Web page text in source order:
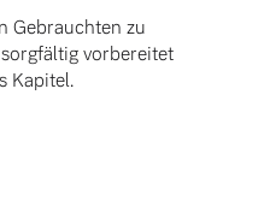
Gebrauchten zu
vorbereitet
Kapitel.